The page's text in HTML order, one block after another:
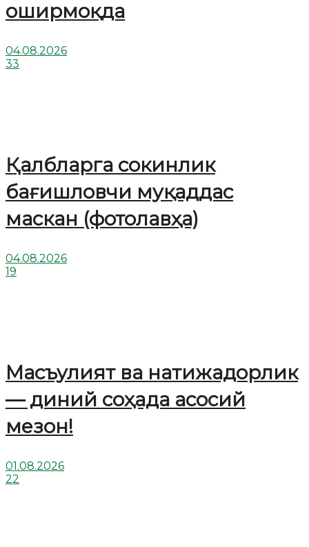
оширмоқда
04.08.2026
33
Қалбларга сокинлик
бағишловчи муқаддас
маскан (фотолавҳа)
04.08.2026
19
Масъулият ва натижадорлик
— диний соҳада асосий
мезон!
01.08.2026
22